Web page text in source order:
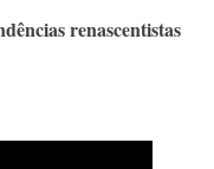
renascentistas